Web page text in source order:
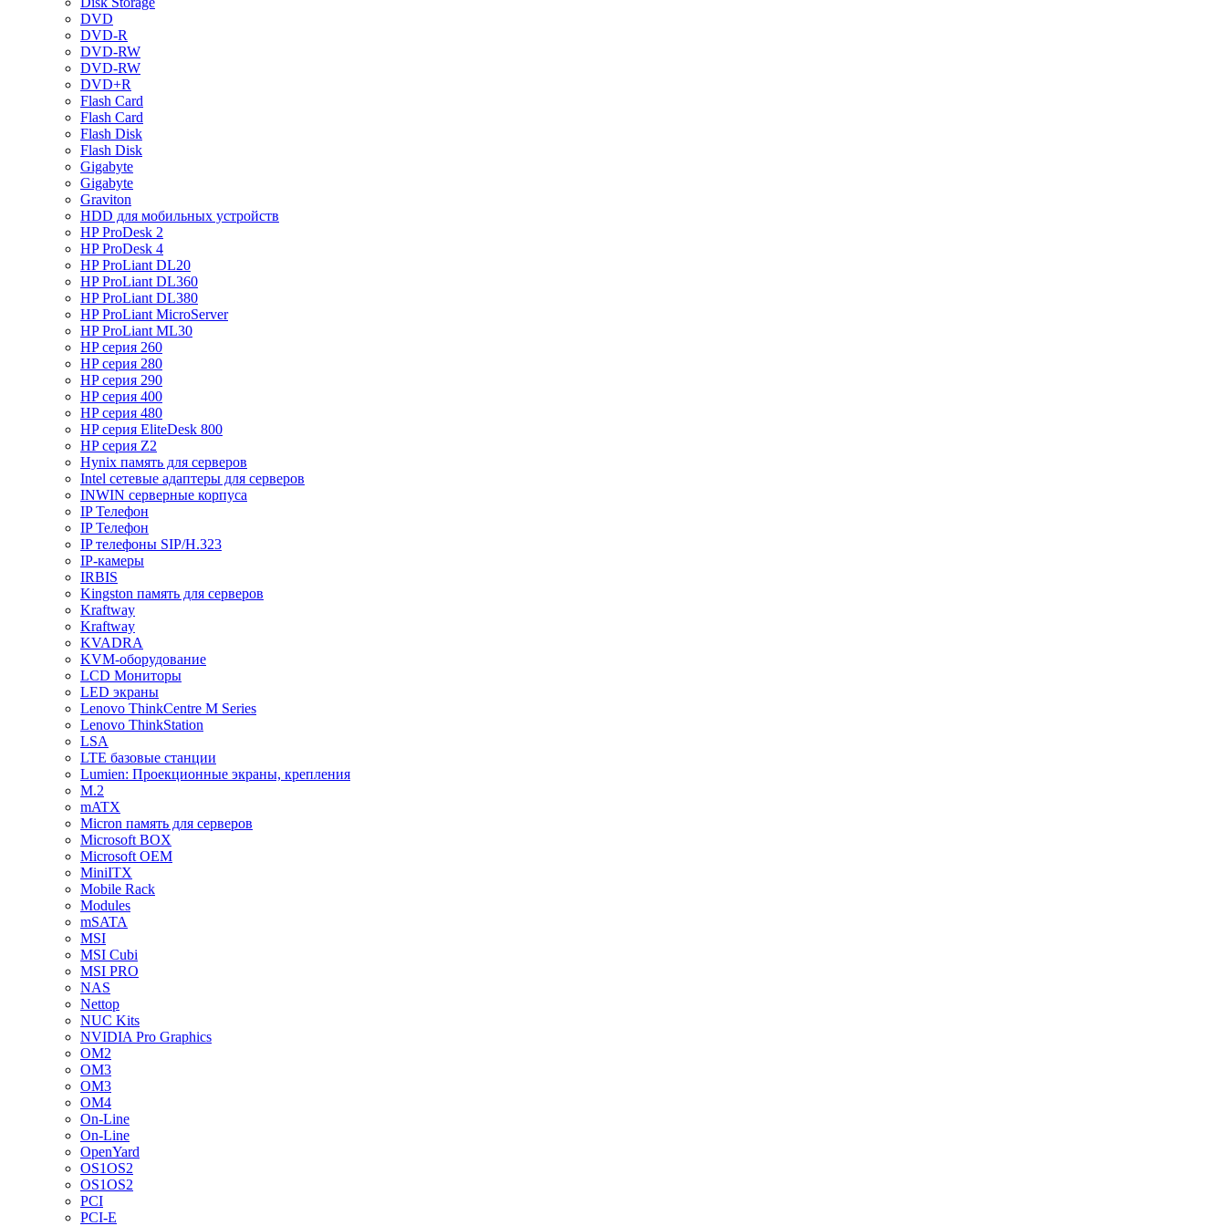
DVD
DVD-R
DVD-RW
DVD-RW
DVD+R
Flash Card
Flash Card
Flash Disk
Flash Disk
Gigabyte
Gigabyte
Graviton
HDD для мобильных устройств
HP ProDesk 2
HP ProDesk 4
HP ProLiant DL20
HP ProLiant DL360
HP ProLiant DL380
HP ProLiant MicroServer
HP ProLiant ML30
HP серия 260
HP серия 280
HP серия 290
HP серия 400
HP серия 480
HP серия EliteDesk 800
HP серия Z2
Hynix память для серверов
Intel сетевые адаптеры для серверов
INWIN серверные корпуса
IP Телефон
IP Телефон
IP телефоны SIP/H.323
IP-камеры
IRBIS
Kingston память для серверов
Kraftway
Kraftway
KVADRA
KVM-оборудование
LCD Мониторы
LED экраны
Lenovo ThinkCentre M Series
Lenovo ThinkStation
LSA
LTE базовые станции
Lumien: Проекционные экраны, крепления
M.2
mATX
Micron память для серверов
Microsoft BOX
Microsoft OEM
MiniITX
Mobile Rack
Modules
mSATA
MSI
MSI Cubi
MSI PRO
NAS
Nettop
NUC Kits
NVIDIA Pro Graphics
OM2
OM3
OM3
OM4
On-Line
On-Line
OpenYard
OS1OS2
OS1OS2
PCI
PCI-E